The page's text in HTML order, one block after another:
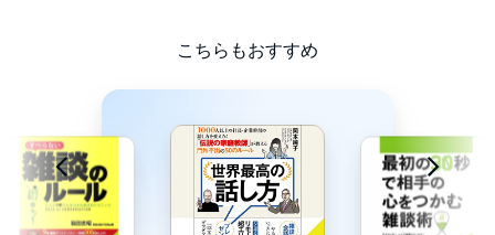
「リアルな会話」が増え、「雑談・会話」に悩みがちな人が急増
リモートにも使える「今知りたいノウハウ」が、とことん満載！
「世界最高の雑談力」で、あなたの人生が、今すぐ変わります！
【「超質問力」で、会話がずっと途切れない！】
★｢ど｣？｢５W１H｣？｢３お｣の方程式で､質問は無限大！
★｢４つの質問モード｣と｢２つの『も』質問｣を使いこなす！
こちらもおすすめ